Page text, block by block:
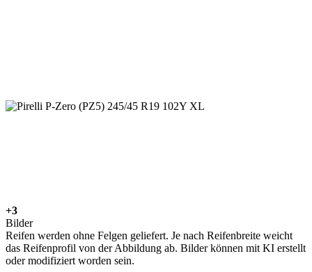
+3
Bilder
Reifen werden ohne Felgen geliefert. Je nach Reifenbreite weicht
das Reifenprofil von der Abbildung ab. Bilder können mit KI erstellt
oder modifiziert worden sein.